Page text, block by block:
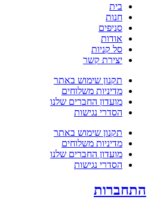
בית
חנות
סניפים
אודות
סל קניות
יצירת קשר
תקנון שימוש באתר
מדיניות משלוחים
מועדון החברים שלנו
הסדרי נגישות
תקנון שימוש באתר
מדיניות משלוחים
מועדון החברים שלנו
הסדרי נגישות